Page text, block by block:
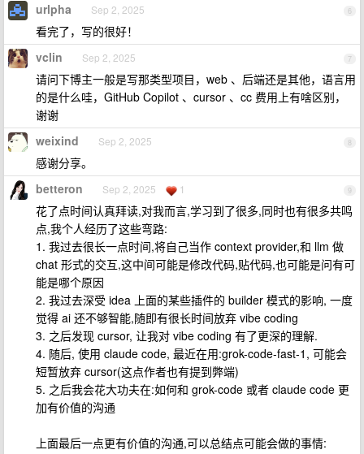
6
urlpha Sep 2, 2025
看完了，写的很好！
7
vclin Sep 2, 2025
请问下博主一般是写那类型项目，web 、后端还是其他，语言用
的是什么哇，GitHub Copilot 、cursor 、cc 费用上有啥区别，
谢谢
8
weixind Sep 2, 2025
感谢分享。
9
betteron Sep 2, 2025 1
花了点时间认真拜读,对我而言,学习到了很多,同时也有很多共鸣
点,我个人经历了这些弯路:
1. 我过去很长一点时间,将自己当作 context provider,和 llm 做
chat 形式的交互,这中间可能是修改代码,贴代码,也可能是问有可
能是哪个原因
2. 我过去深受 idea 上面的某些插件的 builder 模式的影响, 一度
觉得 ai 还不够智能,随即有很长时间放弃 vibe coding
3. 之后发现 cursor, 让我对 vibe coding 有了更深的理解.
4. 随后, 使用 claude code, 最近在用:grok-code-fast-1, 可能会
短暂放弃 cursor(这点作者也有提到弊端)
5. 之后我会花大功夫在:如何和 grok-code 或者 claude code 更
加有价值的沟通
上面最后一点更有价值的沟通,可以总结点可能会做的事情: